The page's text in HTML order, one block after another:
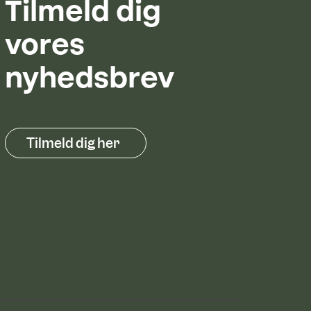
Tilmeld dig
vores
nyhedsbrev
Tilmeld dig her